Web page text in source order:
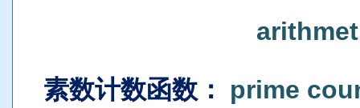
素数计数函数： prime